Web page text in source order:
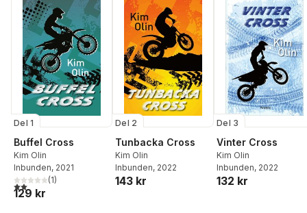
Del 1
Buffel Cross
Kim Olin
Inbunden, 2021
2,0utav 5 stjärnor. Totalt antal röster:
(1)
129 kr
Del 2
Tunbacka Cross
Kim Olin
Inbunden, 2022
143 kr
Del 3
Vinter Cross
Kim Olin
Inbunden, 2022
132 kr